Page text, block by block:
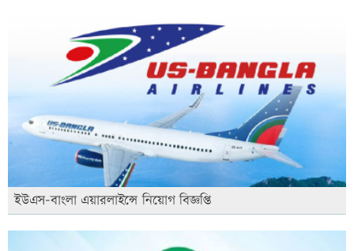
ইউএস-বাংলা এয়ারলাইন্সে নিয়োগ বিজ্ঞপ্তি